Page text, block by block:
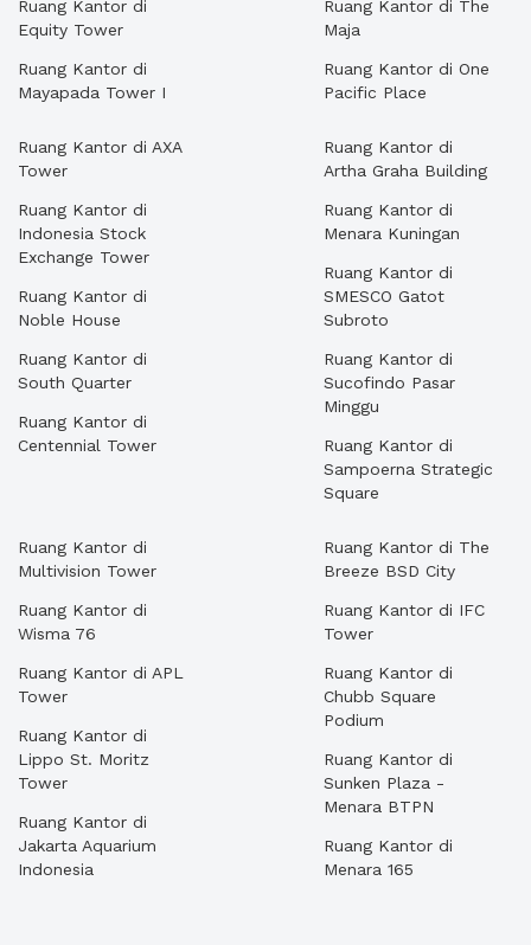
Ruang Kantor di
Equity Tower
Ruang Kantor di
Mayapada Tower I
Ruang Kantor di The
Maja
Ruang Kantor di One
Pacific Place
Ruang Kantor di AXA
Tower
Ruang Kantor di
Indonesia Stock
Exchange Tower
Ruang Kantor di
Noble House
Ruang Kantor di
South Quarter
Ruang Kantor di
Centennial Tower
Ruang Kantor di
Artha Graha Building
Ruang Kantor di
Menara Kuningan
Ruang Kantor di
SMESCO Gatot
Subroto
Ruang Kantor di
Sucofindo Pasar
Minggu
Ruang Kantor di
Sampoerna Strategic
Square
Ruang Kantor di
Multivision Tower
Ruang Kantor di
Wisma 76
Ruang Kantor di APL
Tower
Ruang Kantor di
Lippo St. Moritz
Tower
Ruang Kantor di
Jakarta Aquarium
Indonesia
Ruang Kantor di The
Breeze BSD City
Ruang Kantor di IFC
Tower
Ruang Kantor di
Chubb Square
Podium
Ruang Kantor di
Sunken Plaza -
Menara BTPN
Ruang Kantor di
Menara 165